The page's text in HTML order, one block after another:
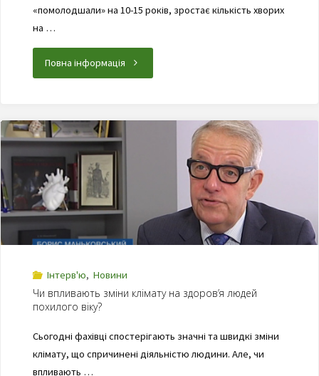
«помолодшали» на 10-15 років, зростає кількість хворих
на …
Повна інформація
Інтерв'ю, Новини
Чи впливають зміни клімату на здоров’я людей
похилого віку?
Сьогодні фахівці спостерігають значні та швидкі зміни
клімату, що спричинені діяльністю людини. Але, чи
впливають …